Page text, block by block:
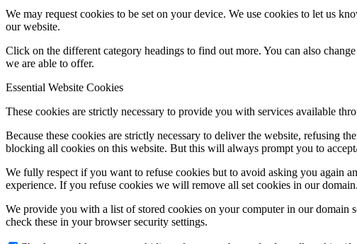
We may request cookies to be set on your device. We use cookies to let us
our website.
Click on the different category headings to find out more. You can also
we are able to offer.
Essential Website Cookies
These cookies are strictly necessary to provide you with services available
Because these cookies are strictly necessary to deliver the website, refusing
blocking all cookies on this website. But this will always prompt you to
We fully respect if you want to refuse cookies but to avoid asking you again
experience. If you refuse cookies we will remove all set cookies in our domain.
We provide you with a list of stored cookies on your computer in our domain
check these in your browser security settings.